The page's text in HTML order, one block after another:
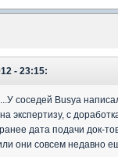
- 23:15:
соседей Busya
экспертизу, с
дата подачи док-
они совсем недавно